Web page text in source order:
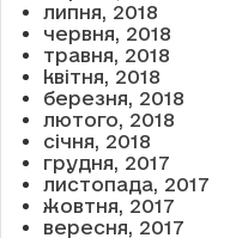
липня, 2018
червня, 2018
травня, 2018
квітня, 2018
березня, 2018
лютого, 2018
січня, 2018
грудня, 2017
листопада, 2017
жовтня, 2017
вересня, 2017